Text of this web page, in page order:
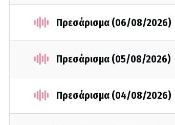
Πρεσάρισμα (06/08/2026)
Πρεσάρισμα (05/08/2026)
Πρεσάρισμα (04/08/2026)